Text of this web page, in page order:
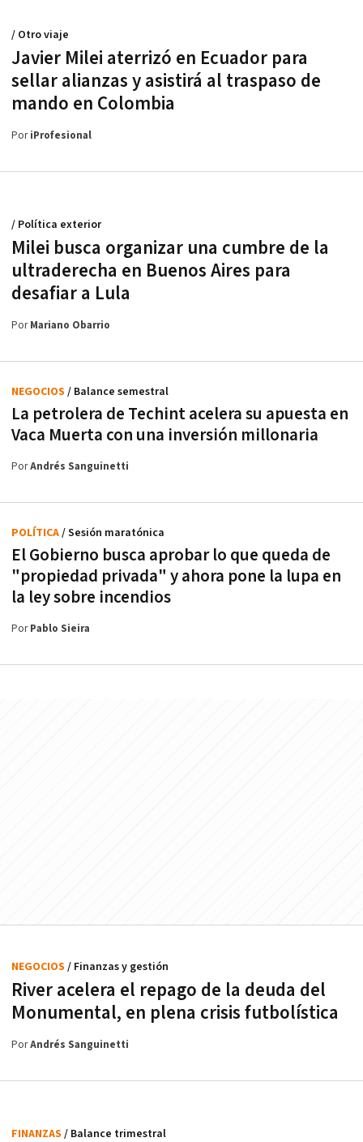
Javier Milei aterrizó en Ecuador para
sellar alianzas y asistirá al traspaso de
mando en Colombia
/ Otro viaje
PoriProfesional
Milei busca organizar una cumbre de la
ultraderecha en Buenos Aires para
desafiar a Lula
/ Política exterior
PorMariano Obarrio
La petrolera de Techint acelera su apuesta en
Vaca Muerta con una inversión millonaria
NEGOCIOS / Balance semestral
PorAndrés Sanguinetti
El Gobierno busca aprobar lo que queda de
"propiedad privada" y ahora pone la lupa en
la ley sobre incendios
POLÍTICA/ Sesión maratónica
PorPablo Sieira
River acelera el repago de la deuda del
Monumental, en plena crisis futbolística
NEGOCIOS / Finanzas y gestión
PorAndrés Sanguinetti
FINANZAS / Balance trimestral